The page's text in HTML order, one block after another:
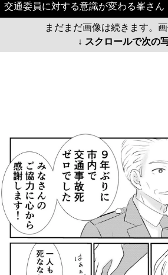
交通委員に対する意識が変わる峯さ
まだまだ画像は続きます。画
↓ スクロールで次の